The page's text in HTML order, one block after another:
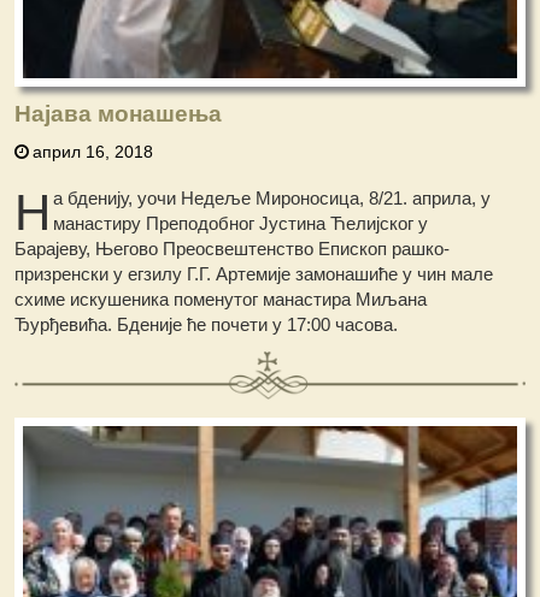
Најава монашења
април 16, 2018
Н а бденију, уочи Недеље Мироносица, 8/21. априла, у
манастиру Преподобног Јустина Ћелијског у
Барајеву, Његово Преосвештенство Епископ рашко-
призренски у егзилу Г.Г. Артемије замонашиће у чин мале
схиме искушеника поменутог манастира Миљана
Ђурђевића. Бденије ће почети у 17:00 часова.